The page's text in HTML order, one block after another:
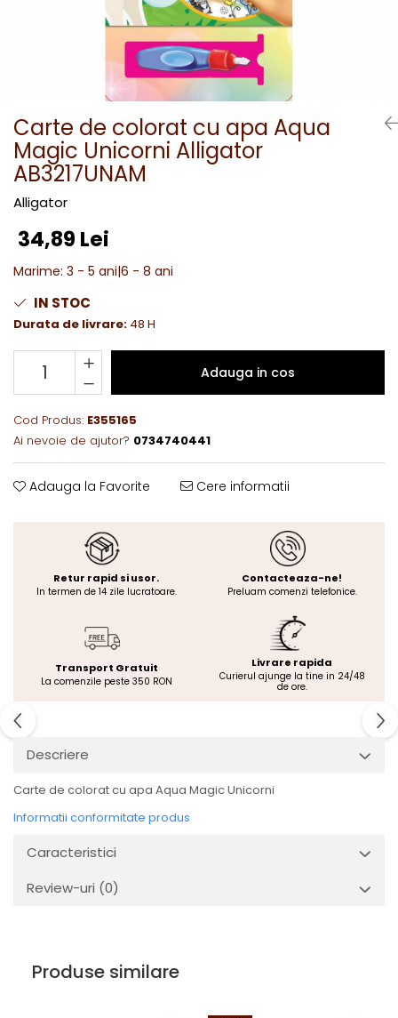
Carte de colorat cu apa Aqua
Magic Unicorni Alligator
AB3217UNAM
Alligator
34,89 Lei
Marime: 3 - 5 ani|6 - 8 ani
IN STOC
Durata de livrare: 48 H
Adauga in cos
Cod Produs: E355165
Ai nevoie de ajutor? 0734740441
Adauga la Favorite Cere informatii
Retur rapid si usor.
In termen de 14 zile lucratoare.
Contacteaza-ne!
Preluam comenzi telefonice.
Transport Gratuit
La comenzile peste 350 RON
Livrare rapida
Curierul ajunge la tine in 24/48
de ore.
Descriere
Carte de colorat cu apa Aqua Magic Unicorni
Informatii conformitate produs
Caracteristici
Review-uri (0)
Produse similare